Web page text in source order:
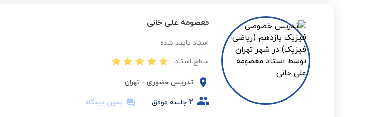
معصومه علی خانی
استاد تایید شده
سطح استاد:
تدریس حضوری - تهران
2 جلسه موفق بدون دیدگاه